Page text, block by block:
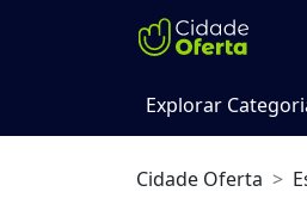
Explorar
Cidade Oferta